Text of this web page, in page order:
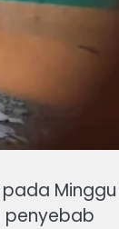
penyebab